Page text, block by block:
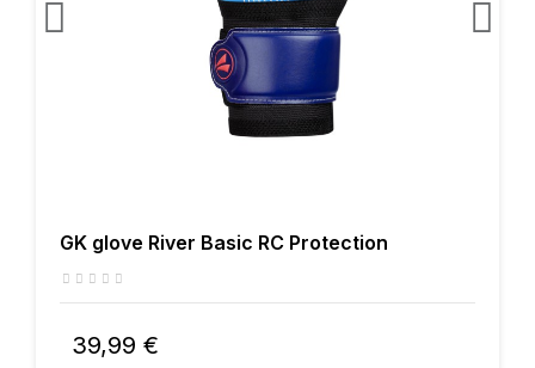
GK glove River Basic RC Protection
39,99 €